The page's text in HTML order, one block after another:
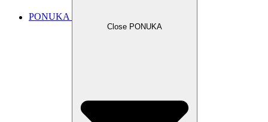
PONUKA
Close PONUKA